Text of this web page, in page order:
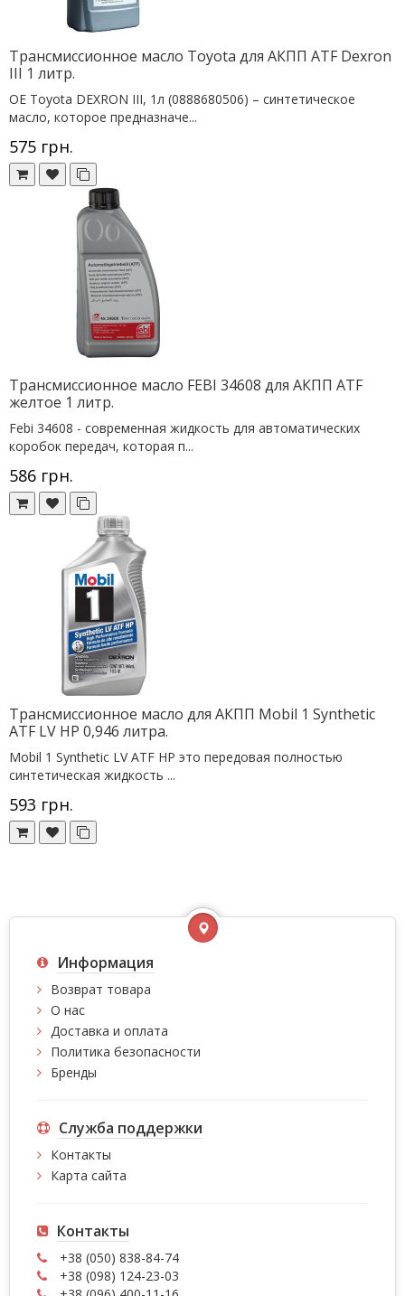
Трансмиссионное масло Toyota для АКПП ATF Dexron
III 1 литр.
OE Toyota DEXRON III, 1л (0888680506) – синтетическое
масло, которое предназначе...
575 грн.
Трансмиссионное масло FEBI 34608 для АКПП ATF
желтое 1 литр.
Febi 34608 - современная жидкость для автоматических
коробок передач, которая п...
586 грн.
Трансмиссионное масло для АКПП Mobil 1 Synthetic
ATF LV HP 0,946 литра.
Mobil 1 Synthetic LV ATF HP это передовая полностью
синтетическая жидкость ...
593 грн.
Информация
Возврат товара
О нас
Доставка и оплата
Политика безопасности
Бренды
Служба поддержки
Контакты
Карта сайта
Контакты
+38 (050) 838-84-74
+38 (098) 124-23-03